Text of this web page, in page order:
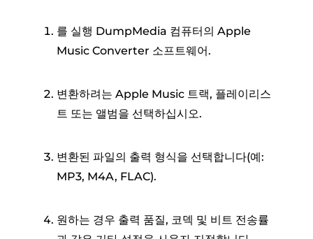
를 실행 DumpMedia 컴퓨터의 Apple
Music Converter 소프트웨어.
변환하려는 Apple Music 트랙, 플레이리스
트 또는 앨범을 선택하십시오.
변환된 파일의 출력 형식을 선택합니다(예:
MP3, M4A, FLAC).
원하는 경우 출력 품질, 코덱 및 비트 전송률